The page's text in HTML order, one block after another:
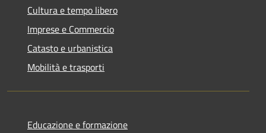
Cultura e tempo libero
Imprese e Commercio
Catasto e urbanistica
Mobilità e trasporti
Educazione e formazione